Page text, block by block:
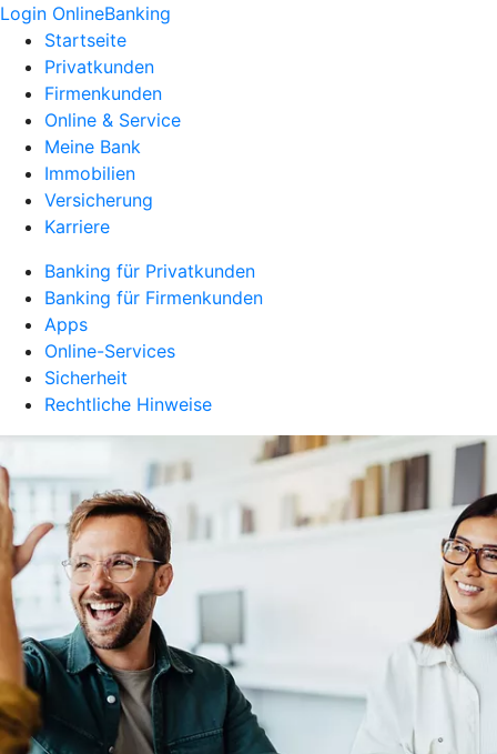
Login OnlineBanking
Startseite
Privatkunden
Firmenkunden
Online & Service
Meine Bank
Immobilien
Versicherung
Karriere
Banking für Privatkunden
Banking für Firmenkunden
Apps
Online-Services
Sicherheit
Rechtliche Hinweise